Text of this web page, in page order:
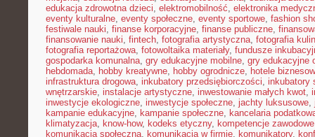
edukacja zdrowotna dzieci, elektromobilność, elektronika
eventy kulturalne, eventy społeczne, eventy sportowe, fashion
festiwale nauki, finanse korporacyjne, finanse publiczne,
finansowanie nauki, fintech, fotografia artystyczna, fotografia
fotografia reportażowa, fotowoltaika materiały, fundusze
gospodarka komunalna, gry edukacyjne mobilne, gry edukacyjne
hebdomada, hobby kreatywne, hobby ogrodnicze, hotele
infrastruktura drogowa, inkubatory przedsiębiorczości, inkubatory
wnętrzarskie, instalacje artystyczne, inwestowanie małych kwot,
inwestycje ekologiczne, inwestycje społeczne, jachty luksusowe,
kampanie edukacyjne, kampanie społeczne, kancelaria
klimatyzacja, know-how, kodeks etyczny, kompetencje zawodowe
komunikacja społeczna, komunikacja w firmie, komunikatory,